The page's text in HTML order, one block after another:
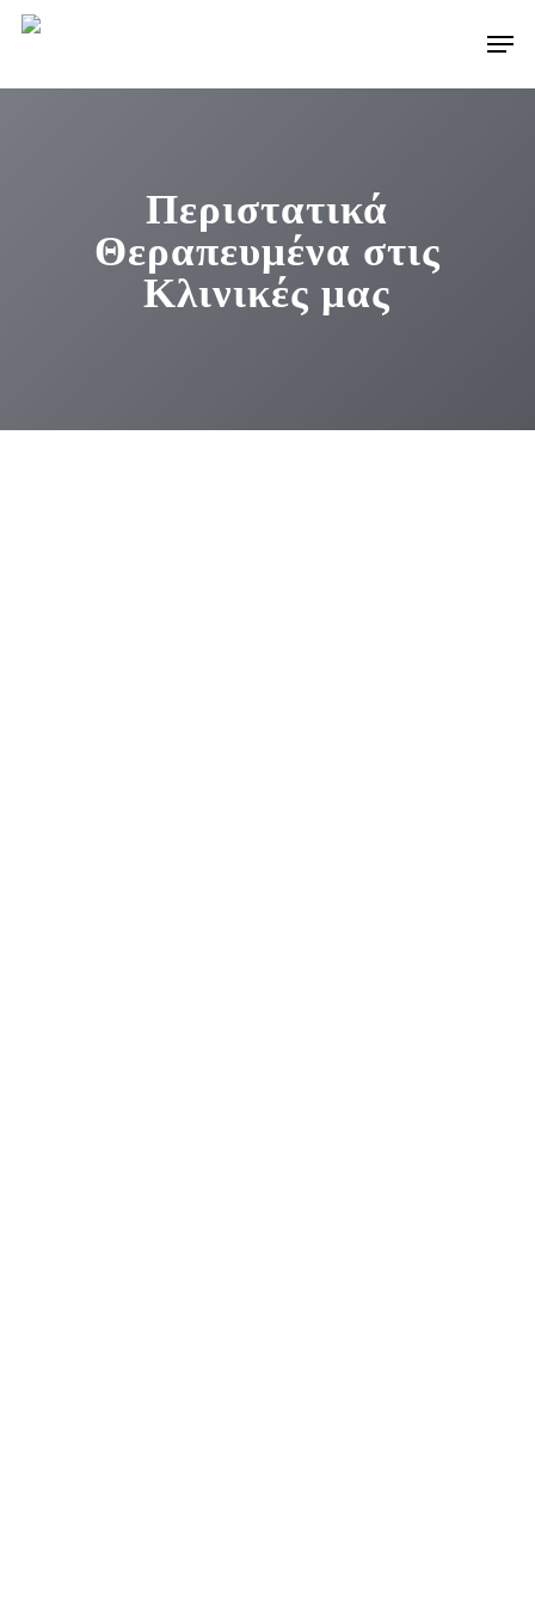
Skip
main
Περιστατικά
Θεραπευμένα στις
Κλινικές μας